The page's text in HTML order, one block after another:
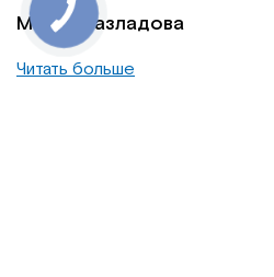
Мария Разладова
Читать больше